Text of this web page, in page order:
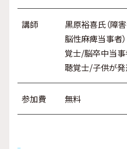
講師
黒原裕喜氏（障
脳性麻痺当事者
覚士/脳卒中当
聴覚士/子供が発
参加費 無料